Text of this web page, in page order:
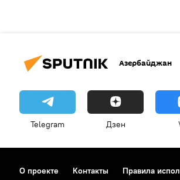
Азербайджан
Telegram Дзен
О проекте Контакты Правила